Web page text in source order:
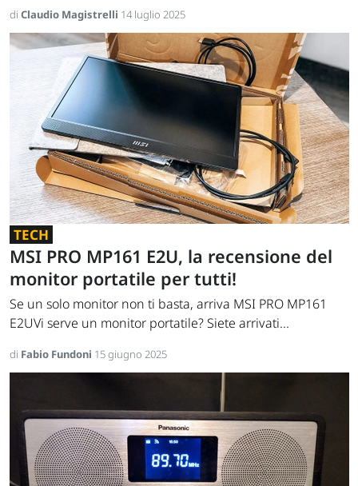
di Claudio Magistrelli 14 luglio 2025
TECH
MSI PRO MP161 E2U, la recensione del
monitor portatile per tutti!
Se un solo monitor non ti basta, arriva MSI PRO MP161
E2UVi serve un monitor portatile? Siete arrivati...
di Fabio Fundoni 15 giugno 2025